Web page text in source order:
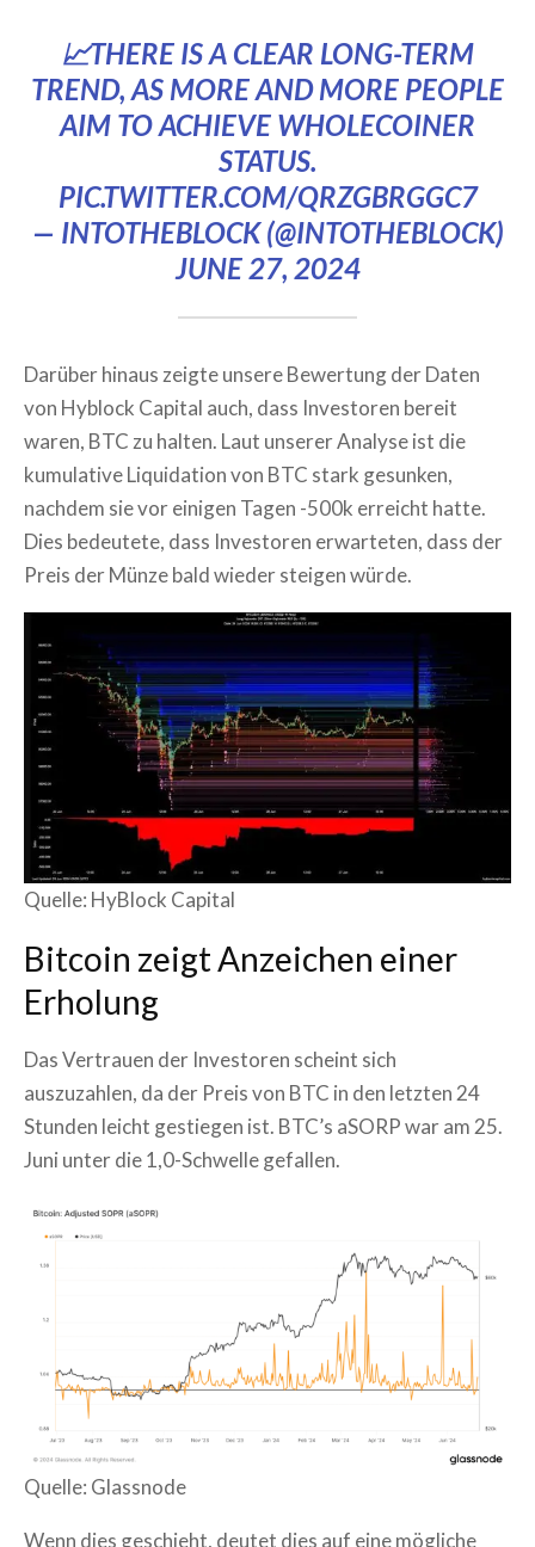
📈THERE IS A CLEAR LONG-TERM
TREND, AS MORE AND MORE PEOPLE
AIM TO ACHIEVE WHOLECOINER
STATUS.
PIC.TWITTER.COM/QRZGBRGGC7
— INTOTHEBLOCK (@INTOTHEBLOCK)
JUNE 27, 2024
Darüber hinaus zeigte unsere Bewertung der Daten
von Hyblock Capital auch, dass Investoren bereit
waren, BTC zu halten. Laut unserer Analyse ist die
kumulative Liquidation von BTC stark gesunken,
nachdem sie vor einigen Tagen -500k erreicht hatte.
Dies bedeutete, dass Investoren erwarteten, dass der
Preis der Münze bald wieder steigen würde.
Quelle: HyBlock Capital
Bitcoin zeigt Anzeichen einer
Erholung
Das Vertrauen der Investoren scheint sich
auszuzahlen, da der Preis von BTC in den letzten 24
Stunden leicht gestiegen ist. BTC’s aSORP war am 25.
Juni unter die 1,0-Schwelle gefallen.
Quelle: Glassnode
Wenn dies geschieht, deutet dies auf eine mögliche